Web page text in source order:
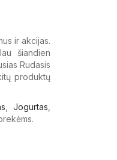
ir akcijas.
šiandien
Rudasis
produktų
,Jogurtas